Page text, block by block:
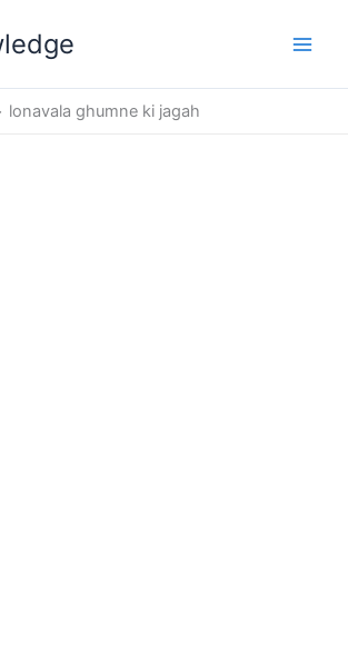
lonavala ghumne ki jagah